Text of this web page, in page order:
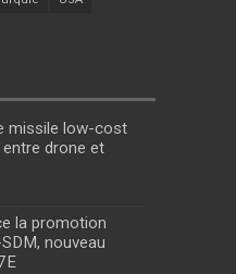
missile low-cost
drone et
la promotion
nouveau